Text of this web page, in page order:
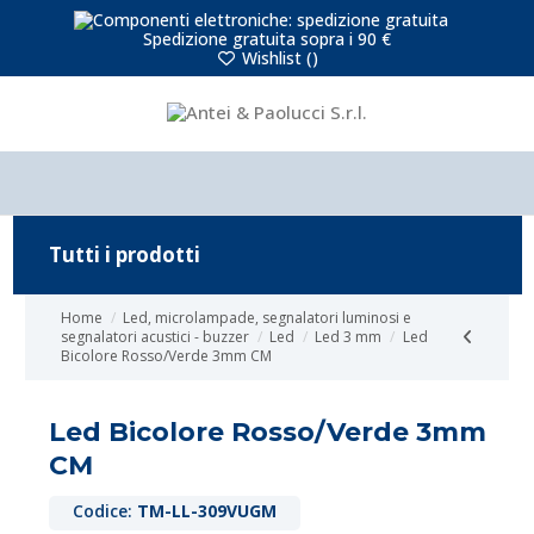
Spedizione gratuita sopra i 90 €
Wishlist ()
Home
Led, microlampade, segnalatori luminosi e
segnalatori acustici - buzzer
Led Led 3 mm
Led
Bicolore Rosso/Verde 3mm CM
Led Bicolore Rosso/Verde 3mm
CM
Codice: TM-LL-309VUGM
Tutti i prodotti